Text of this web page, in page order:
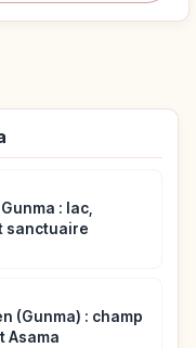
: lac,
sanctuaire
(Gunma) : champ
Asama